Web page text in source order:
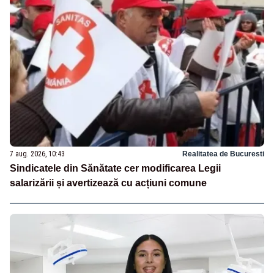
7 aug. 2026, 10:43 Realitatea de Bucuresti
Sindicatele din Sănătate cer modificarea Legii
salarizării și avertizează cu acțiuni comune